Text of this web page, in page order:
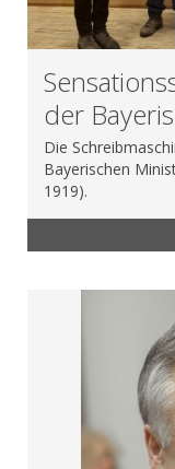
der
Die
Bayerischen
1919).